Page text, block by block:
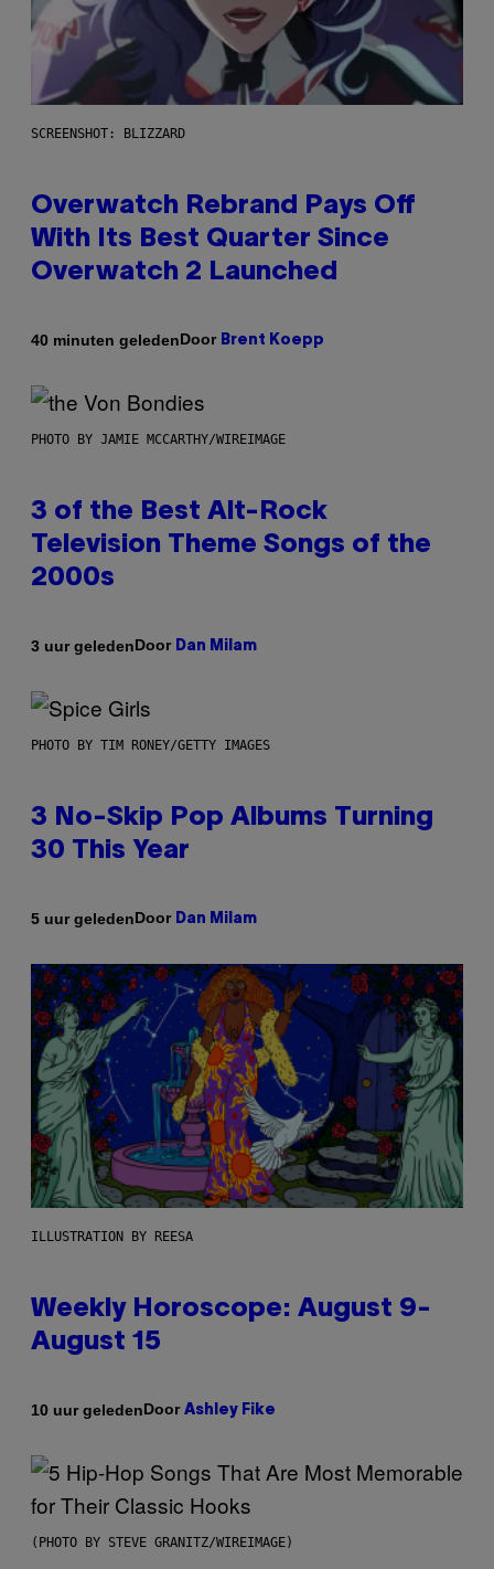
SCREENSHOT: BLIZZARD
Overwatch Rebrand Pays Off
With Its Best Quarter Since
Overwatch 2 Launched
40 minuten geledenDoor Brent Koepp
PHOTO BY JAMIE MCCARTHY/WIREIMAGE
3 of the Best Alt-Rock
Television Theme Songs of the
2000s
3 uur geledenDoor Dan Milam
PHOTO BY TIM RONEY/GETTY IMAGES
3 No-Skip Pop Albums Turning
30 This Year
5 uur geledenDoor Dan Milam
ILLUSTRATION BY REESA
Weekly Horoscope: August 9-
August 15
10 uur geledenDoor Ashley Fike
(PHOTO BY STEVE GRANITZ/WIREIMAGE)